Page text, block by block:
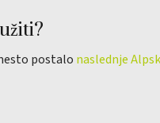
postalo naslednje